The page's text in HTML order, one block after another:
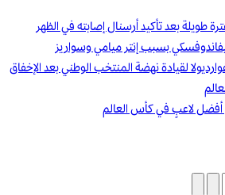
طويلة بعد تأكيد أرسنال إصابته في الظهر
بسبب إنتر ميامي وسواريز
لقيادة نهضة المنتخب الوطني بعد الإخفاق
أفضل لاعبٍ في كأس العالم